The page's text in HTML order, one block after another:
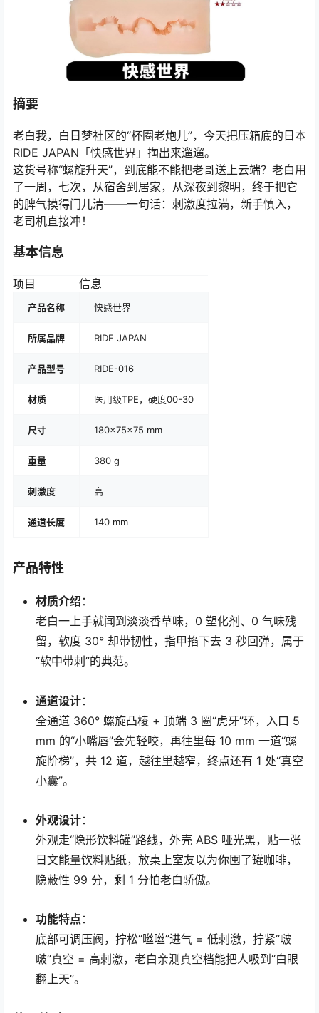
摘要
老白我，白日梦社区的“杯圈老炮儿”，今天把压箱底的日本
RIDE JAPAN「快感世界」掏出来遛遛。
这货号称“螺旋升天”，到底能不能把老哥送上云端？老白用
了一周，七次，从宿舍到居家，从深夜到黎明，终于把它
的脾气摸得门儿清——一句话：刺激度拉满，新手慎入，
老司机直接冲！
基本信息
项目 信息
产品名称 快感世界
所属品牌 RIDE JAPAN
产品型号 RIDE-016
材质 医用级TPE，硬度00-30
尺寸 180×75×75 mm
重量 380 g
刺激度 高
通道长度 140 mm
产品特性
材质介绍 ：
老白一上手就闻到淡淡香草味，0 塑化剂、0 气味残
留，软度 30° 却带韧性，指甲掐下去 3 秒回弹，属于
“软中带刺”的典范。
通道设计：
全通道 360° 螺旋凸棱 + 顶端 3 圈“虎牙”环，入口 5
mm 的“小嘴唇”会先轻咬，再往里每 10 mm 一道“螺
旋阶梯”，共 12 道，越往里越窄，终点还有 1 处“真空
小囊”。
外观设计：
外观走“隐形饮料罐”路线，外壳 ABS 哑光黑，贴一张
日文能量饮料贴纸，放桌上室友以为你囤了罐咖啡，
隐蔽性 99 分，剩 1 分怕老白骄傲。
功能特点 ：
底部可调压阀，拧松“咝咝”进气 = 低刺激，拧紧“啵
啵”真空 = 高刺激，老白亲测真空档能把人吸到“白眼
翻上天”。